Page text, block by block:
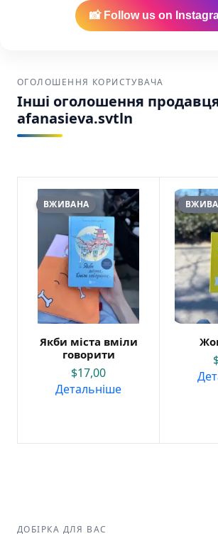
📸 Follow us on
ОГОЛОШЕННЯ КОРИСТУВАЧА
Інші оголошення
afanasieva.svtln
ВЖИВАНА
Якби міста вміли
говорити
$17,00
Детальніше
ДОБІРКА ДЛЯ ВАС